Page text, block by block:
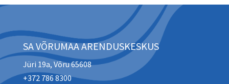
SA VÕRUMAA ARENDUSKESKUS
Jüri 19a, Võru 65608
+372 786 8300